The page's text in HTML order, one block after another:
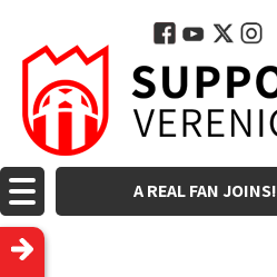
A REAL FAN JOINS!